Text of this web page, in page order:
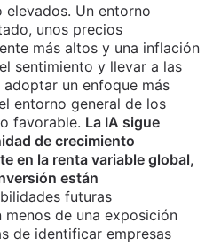
elevados. Un entorno
unos precios
más altos y una inflación
sentimiento y llevar a las
un enfoque más
entorno general de los
favorable. La IA sigue
de crecimiento
en la renta variable global,
están
futuras
de una exposición
de identificar empresas